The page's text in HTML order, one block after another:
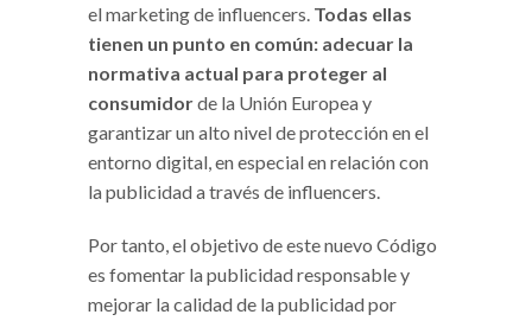
el marketing de influencers. Todas ellas
tienen un punto en común: adecuar la
normativa actual para proteger al
consumidorde la Unión Europea y
garantizar un alto nivel de protección en el
entorno digital, en especial en relación con
la publicidad a través de influencers.
Por tanto, el objetivo de este nuevo Código
es fomentar la publicidad responsable y
mejorar la calidad de la publicidad por